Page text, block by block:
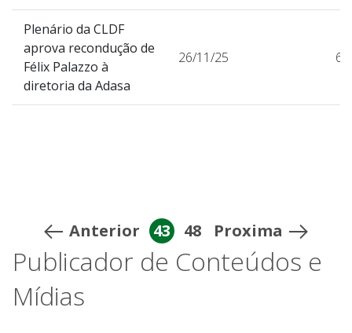
Plenário da CLDF
aprova recondução de
Félix Palazzo à
diretoria da Adasa
26/11/25
Anterior 43 48 Proxima
Publicador de Conteúdos e
Mídias